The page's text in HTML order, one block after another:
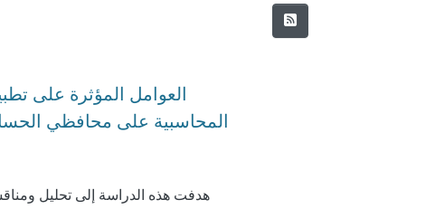
العوامل المؤثرة على
المحاسبية على محافظي
هدفت هذه الدراسة إلى تحليل